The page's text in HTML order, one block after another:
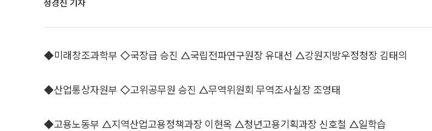
정경진 기자
◆미래창조과학부 ◇국장급 승진 △국립전파연구원장 유대선 △강원지방우정청장 김태의
◆산업통상자원부 ◇고위공무원 승진 △무역위원회 무역조사실장 조영태
◆고용노동부 △지역산업고용정책과장 이현옥 △청년고용기획과장 신호철 △일학습